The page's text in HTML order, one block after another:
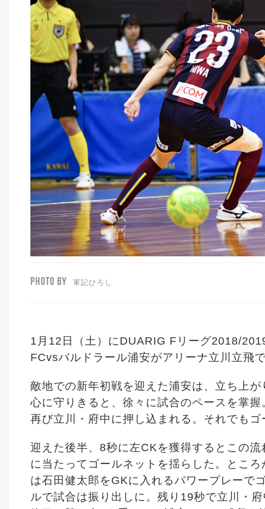
PHOTO BY 軍記ひろし
1月12日（土）にDUARIG Fリーグ2018/
FCvsバルドラール浦安がアリーナ立川立飛
敵地での新年初戦を迎えた浦安は、立ち上
心に守りきると、徐々に試合のペースを掌
再び立川・府中に押し込まれる。それでもゴ
迎えた後半、8秒に左CKを獲得するとこの
に当たってゴールネットを揺らした。とこ
は石田健太郎をGKに入れるパワープレーで
ルで試合は振り出しに。残り19秒で立川・